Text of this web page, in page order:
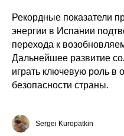
Рекордные показатели
энергии в Испании
перехода к
Дальнейшее развитие
играть ключевую роль в
безопасности страны.
Sergei Kuropatkin